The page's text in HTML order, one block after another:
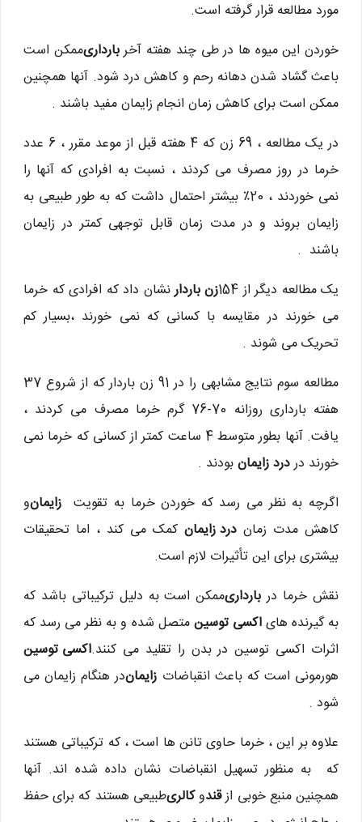
مورد مطالعه قرار گرفته است.
خوردن این میوه ها در طی چند هفته آخربارداریممکن است
باعث گشاد شدن دهانه رحم و کاهش درد شود. آنها همچنین
ممکن است برای کاهش زمان انجام زایمان مفید باشند .
در یک مطالعه ، 69 زن که 4 هفته قبل از موعد مقرر ، 6 عدد
خرما در روز مصرف می کردند ، نسبت به افرادی که آنها را
نمی خوردند ، 20٪ بیشتر احتمال داشت که به طور طبیعی به
زایمان بروند و در مدت زمان قابل توجهی کمتر در زایمان
باشند .
یک مطالعه دیگر از 154
زن باردارنشان داد که افرادی که خرما
می خورند در مقایسه با کسانی که نمی خورند ،بسیار کم
تحریک می شوند .
مطالعه سوم نتایج مشابهی را در 91 زن باردار که از شروع 37
هفته بارداری روزانه 70-76 گرم خرما مصرف می کردند ،
یافت. آنها بطور متوسط ​​4 ساعت کمتر از کسانی که خرما نمی
خورند دردرد زایمانبودند .
اگرچه به نظر می رسد که خوردن خرما به تقویت زایمانو
کاهش مدت زمان درد زایمان کمک می کند ، اما تحقیقات
بیشتری برای این تأثیرات لازم است.
نقش خرما در بارداریممکن است به دلیل ترکیباتی باشد که
به گیرنده هایاکسی توسینمتصل شده و به نظر می رسد که
اثرات اکسی توسین در بدن را تقلید می کنند.اکسی توسین
هورمونی است که باعث انقباضات زایماندر هنگام زایمان می
شود .
علاوه بر این ، خرما حاوی تانن ها است ، که ترکیباتی هستند
که به منظور تسهیل انقباضات نشان داده شده اند. آنها
همچنین منبع خوبی ازقندوکالریطبیعی هستند که برای حفظ